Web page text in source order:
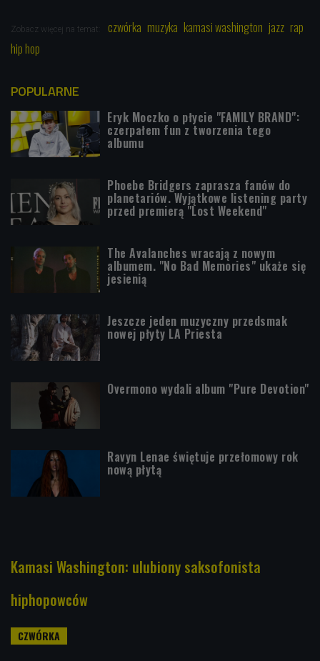
Zobacz więcej na temat: czwórka muzyka kamasi washington jazz rap
hip hop
POPULARNE
Eryk Moczko o płycie "FAMILY BRAND":
czerpałem fun z tworzenia tego
albumu
Phoebe Bridgers zaprasza fanów do
planetariów. Wyjątkowe listening party
przed premierą "Lost Weekend"
The Avalanches wracają z nowym
albumem. "No Bad Memories" ukaże się
jesienią
Jeszcze jeden muzyczny przedsmak
nowej płyty LA Priesta
Overmono wydali album "Pure Devotion"
Ravyn Lenae świętuje przełomowy rok
nową płytą
Kamasi Washington: ulubiony saksofonista
hiphopowców